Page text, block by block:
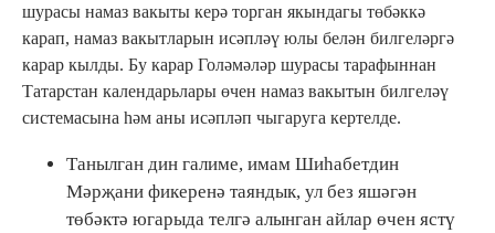
шурасы намаз вакыты керә торган якындагы төбәккә
карап, намаз вакытларын исәпләү юлы белән билгеләргә
карар кылды. Бу карар Голәмәләр шурасы тарафыннан
Татарстан календарьлары өчен намаз вакытын билгеләү
системасына һәм аны исәпләп чыгаруга кертелде.
Танылган дин галиме, имам Шиһабетдин
Мәрҗани фикеренә таяндык, ул без яшәгән
төбәктә югарыда телгә алынган айлар өчен ястү